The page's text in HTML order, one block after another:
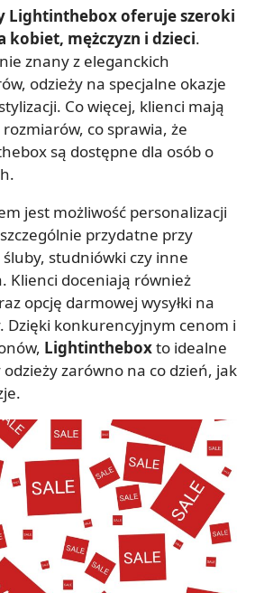
Lightinthebox oferuje szeroki
kobiet, mężczyzn i dzieci.
znany z eleganckich
odzieży na specjalne okazje
Co więcej, klienci mają
co sprawia, że
są dostępne dla osób o
jest możliwość personalizacji
przydatne przy
studniówki czy inne
Klienci doceniają również
opcję darmowej wysyłki na
Dzięki konkurencyjnym cenom i
Lightintheboxto idealne
zarówno na co dzień, jak